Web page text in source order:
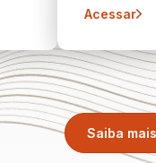
Acessar
Saiba